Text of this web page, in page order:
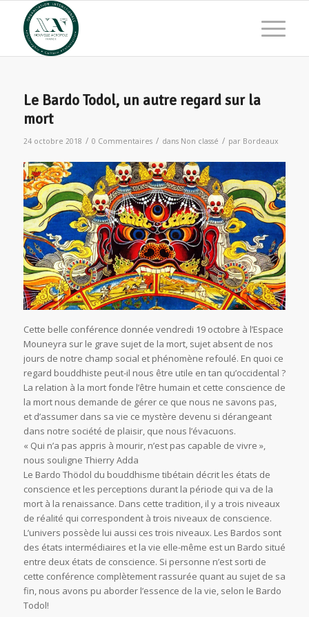
Le Bardo Todol, un autre regard sur la
mort
24 octobre 2018 / 0 Commentaires / dans Non classé / par Bordeaux
Cette belle conférence donnée vendredi 19 octobre à l’Espace
Mouneyra sur le grave sujet de la mort, sujet absent de nos
jours de notre champ social et phénomène refoulé. En quoi ce
regard bouddhiste peut-il nous être utile en tan qu’occidental ?
La relation à la mort fonde l’être humain et cette conscience de
la mort nous demande de gérer ce que nous ne savons pas,
et d’assumer dans sa vie ce mystère devenu si dérangeant
dans notre société de plaisir, que nous l’évacuons.
« Qui n’a pas appris à mourir, n’est pas capable de vivre »,
nous souligne Thierry Adda
Le Bardo Thödol du bouddhisme tibétain décrit les états de
conscience et les perceptions durant la période qui va de la
mort à la renaissance. Dans cette tradition, il y a trois niveaux
de réalité qui correspondent à trois niveaux de conscience.
L’univers possède lui aussi ces trois niveaux. Les Bardos sont
des états intermédiaires et la vie elle-même est un Bardo situé
entre deux états de conscience. Si personne n’est sorti de
cette conférence complètement rassurée quant au sujet de sa
fin, nous avons pu aborder l’essence de la vie, selon le Bardo
Todol!